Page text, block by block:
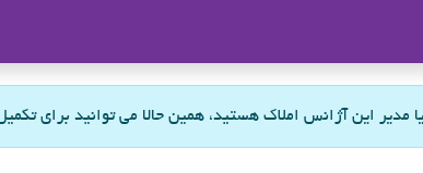
مدیر این آژانس املاک هستید، همین حالا می توانید برای